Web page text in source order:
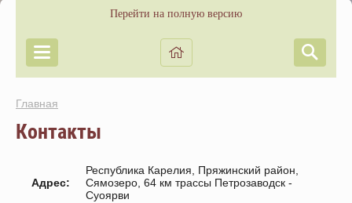
Перейти на полную версию
Главная
Контакты
Адрес:
Республика Карелия, Пряжинский район,
Сямозеро, 64 км трассы Петрозаводск -
Суоярви